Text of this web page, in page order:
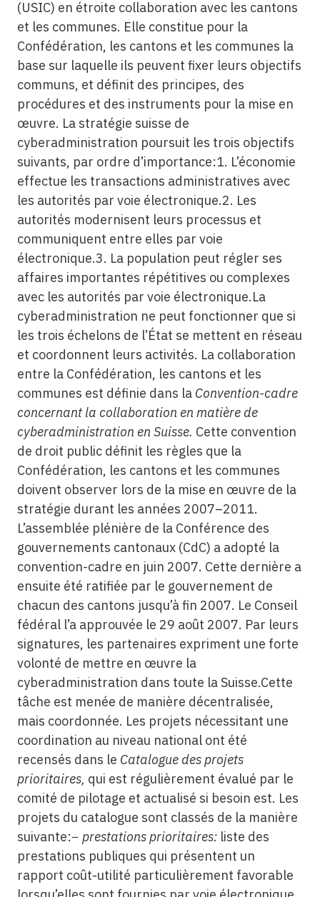
(USIC) en étroite collaboration avec les cantons
et les communes. Elle constitue pour la
Confédération, les cantons et les communes la
base sur laquelle ils peuvent fixer leurs objectifs
communs, et définit des principes, des
procédures et des instruments pour la mise en
œuvre. La stratégie suisse de
cyberadministration poursuit les trois objectifs
suivants, par ordre d’importance:1. L’économie
effectue les transactions administratives avec
les autorités par voie électronique.2. Les
autorités modernisent leurs processus et
communiquent entre elles par voie
électronique.3. La population peut régler ses
affaires importantes répétitives ou complexes
avec les autorités par voie électronique.La
cyberadministration ne peut fonctionner que si
les trois échelons de l’État se mettent en réseau
et coordonnent leurs activités. La collaboration
entre la Confédération, les cantons et les
communes est définie dans la Convention-cadre
concernant la collaboration en matière de
cyberadministration en Suisse. Cette convention
de droit public définit les règles que la
Confédération, les cantons et les communes
doivent observer lors de la mise en œuvre de la
stratégie durant les années 2007–2011.
L’assemblée plénière de la Conférence des
gouvernements cantonaux (CdC) a adopté la
convention-cadre en juin 2007. Cette dernière a
ensuite été ratifiée par le gouvernement de
chacun des cantons jusqu’à fin 2007. Le Conseil
fédéral l’a approuvée le 29 août 2007. Par leurs
signatures, les partenaires expriment une forte
volonté de mettre en œuvre la
cyberadministration dans toute la Suisse.Cette
tâche est menée de manière décentralisée,
mais coordonnée. Les projets nécessitant une
coordination au niveau national ont été
recensés dans le Catalogue des projets
prioritaires, qui est régulièrement évalué par le
comité de pilotage et actualisé si besoin est. Les
projets du catalogue sont classés de la manière
suivante:− prestations prioritaires:liste des
prestations publiques qui présentent un
rapport coût-utilité particulièrement favorable